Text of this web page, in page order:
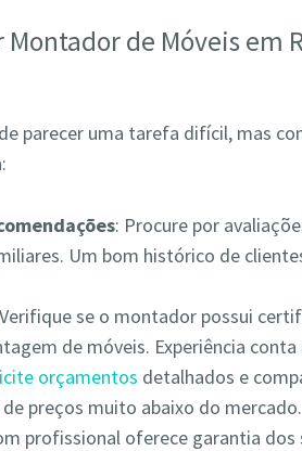
Montador de Móveis em
parecer uma tarefa difícil, mas
: Procure por
Um bom histórico de
se o montador possui
de móveis. Experiência conta
orçamentos detalhados e
preços muito abaixo do mercado.
profissional oferece garantia dos